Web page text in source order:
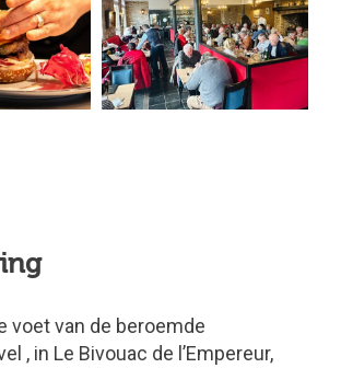
voet van de beroemde
, in Le Bivouac de l’Empereur,